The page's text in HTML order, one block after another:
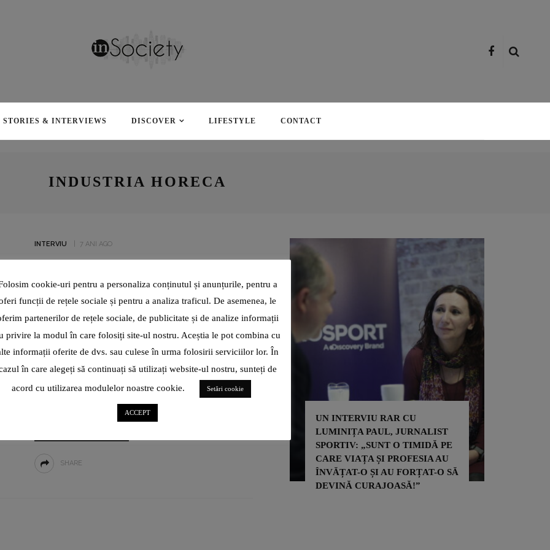
STORIES & INTERVIEWS DISCOVER LIFESTYLE CONTACT
INDUSTRIA HORECA
INTERVIU 7 ANI AGO
ROMÂNESC DE LA HOTELIERUL
ANULUI ÎN 2011, CĂLIN ILE: „POATE
CĂ A SOSIT TIMPUL CA TURISMUL
SĂ FIE FĂCUT MAI MULT DE CĂTRE
SECTORUL PRIVAT ȘI NU DE CĂTRE
STAT.”
„Eu nu mă atașez de lucruri, ci de oameni, așa că mă simt bine
acolo unde sunt alături de oamenii
SHARE
ROXANA BRĂNIȘTEANU: „ÎN
UN INTERVIU RAR CU
LUMINIȚA PAUL, JURNALIST
SPORTIV: „SUNT O TIMIDĂ PE
CARE VIAȚA ȘI PROFESIA AU
ÎNVĂȚAT-O ȘI AU FORȚAT-O SĂ
DEVINĂ CURAJOASĂ!”
cookie-uri pentru a personaliza conținutul și anunțurile, pentru a
funcții de rețele sociale și pentru a analiza traficul. De asemenea, le
partenerilor de rețele sociale, de publicitate și de analize informații
privire la modul în care folosiți site-ul nostru. Aceștia le pot combina cu
informații oferite de dvs. sau culese în urma folosirii serviciilor lor. În
în care alegeți să continuați să utilizați website-ul nostru, sunteți de
acord cu utilizarea modulelor noastre cookie.
Setări cookie
ACCEPT